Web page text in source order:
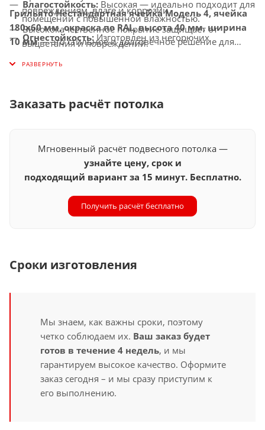
Влагостойкость: Высокая — идеально подходит для
помещений с повышенной влажностью.
Огнестойкость: Изготовлен из негорючих
материалов, соответствует современным стандартам
безопасности.
интегрируется с LED-светильниками и другими
осветительными системами.
повреждениям, влаге и коррозии.
Высококачественное покрытие защищает от
выцветания и повреждений.
Универсальное применение — идеально подходит
Грильято Нестандартная ячейка Модель 4, ячейка
180х60 мм, окраска по RAL, высота 40 мм, ширина
10 мм— это стильное и долговечное решение для
которое придаст вашему интерьеру современный и
Заказать расчёт потолка
Мгновенный расчёт подвесного потолка —
узнайте цену, срок и
подходящий вариант за 15 минут. Бесплатно.
Получить расчёт бесплатно
Сроки изготовления
Мы знаем, как важны сроки, поэтому
четко соблюдаем их. Ваш заказ будет
готов в течение 4 недель, и мы
гарантируем высокое качество. Оформите
заказ сегодня – и мы сразу приступим к
его выполнению.